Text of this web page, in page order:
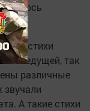
стихи
ведущей, так
различные
звучали
А такие стихи